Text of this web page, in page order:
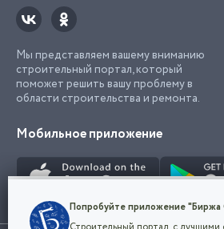
Мы представляем вашему вниманию
строительный портал, который
поможет решить вашу проблему в
области строительства и ремонта.
Мобильное приложение
Конфиденциальность
Мы используем файлы cookie, чтобы
Попробуйте приложение